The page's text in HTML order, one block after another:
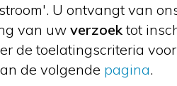
U ontvangt van
van uw verzoektot
de toelatingscriteria
de volgende pagina.